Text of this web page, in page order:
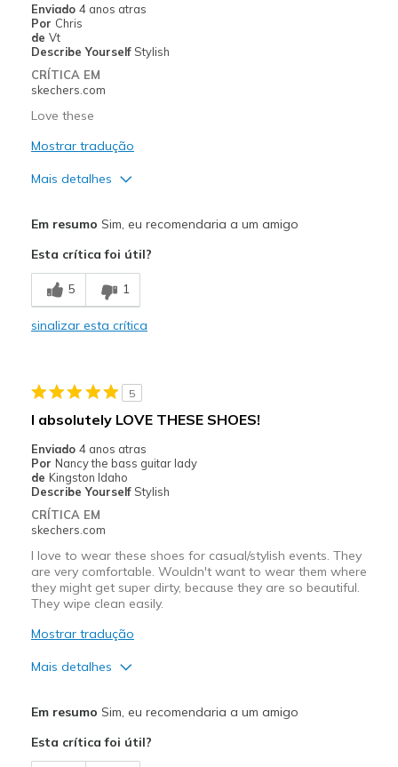
Going Out
Travel
View On Shoes
Enviado 4 anos atras
Por Chris
de Vt
Describe Yourself Stylish
CRÍTICA EM
skechers.com
Love these
Mostrar tradução
Mais detalhes
Melhores utilizações
Casual Wear
View On Shoes
I'm Really Into Shoes
Em resumo Sim, eu recomendaria a um amigo
Esta crítica foi útil?
5 1
sinalizar esta crítica
5
I absolutely LOVE THESE SHOES!
Enviado 4 anos atras
Por Nancy the bass guitar lady
de Kingston Idaho
Describe Yourself Stylish
CRÍTICA EM
skechers.com
I love to wear these shoes for casual/stylish events. They
are very comfortable. Wouldn't want to wear them where
they might get super dirty, because they are so beautiful.
They wipe clean easily.
Mostrar tradução
Mais detalhes
Breathe Well
Em resumo Sim, eu recomendaria a um amigo
Esta crítica foi útil?